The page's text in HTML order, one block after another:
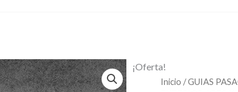
¡Oferta!
Inicio /GUIAS